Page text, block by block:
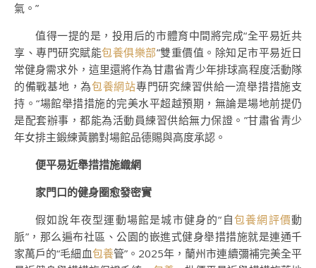
氣。”
值得一提的是，投用后的市體育中間將完成“全平易近共
享、專門研究賦能包養俱樂部”雙重價值。除知足市平易近日
常健身需求外，這里還將作為甘肅省青少年排球高程度活動隊
的備戰基地，為包養網站專門研究練習供給一流舉措措施支
持。“場館舉措措施的完美水平超越預期，無論是場地前提仍
是配套辦事，都能為活動員練習供給無力保證。”甘肅省青少
年女排主鍛練黃鵬對場館品德賜與高度承認。
便平易近舉措措施織網
家門口的健身圈愈發密實
假如說年夜型運動場館是城市健身的“自包養網評價動
脈”，那么遍布社區、公園的嵌進式健身舉措措施就是連通千
家萬戶的“毛細血包養管”。2025年，蘭州市連續彌補完美全平